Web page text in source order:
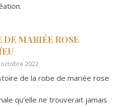
DE MARIÉE ROSE
octobre 2022
de la robe de mariée rose
qu’elle ne trouverait jamais